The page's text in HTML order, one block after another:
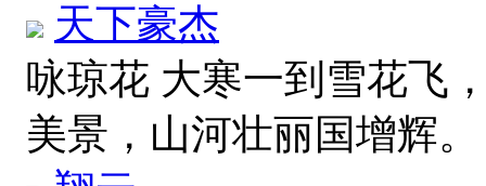
天下豪杰
咏琼花 大寒一到雪花飞
美景，山河壮丽国增辉